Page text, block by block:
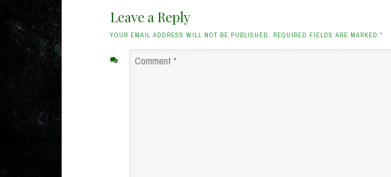
Leave a Reply
YOUR EMAIL ADDRESS WILL NOT BE PUBLISHED. REQUIRED FIELDS ARE MARKED *
Comment